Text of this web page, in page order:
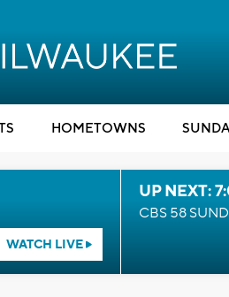
HOMETOWNS
WATCH LIVE
UP NEXT:
CBS 58